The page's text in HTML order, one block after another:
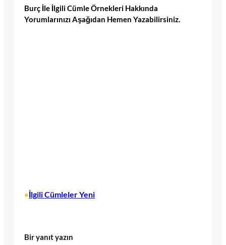
Burç İle İlgili Cümle Örnekleri Hakkında
Yorumlarınızı Aşağıdan Hemen Yazabilirsiniz.
•İlgili Cümleler Yeni
Bir yanıt yazın